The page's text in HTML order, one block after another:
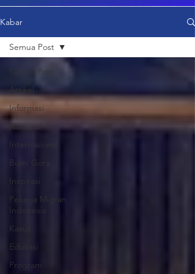
Kabar
Semua Post
Artikel
Informasi
Nasional
Internasional
Bumi Gora
Inspirasi
Pekerja Migran
Indonesia
Kasus
Edukasi
Program
Semua Post